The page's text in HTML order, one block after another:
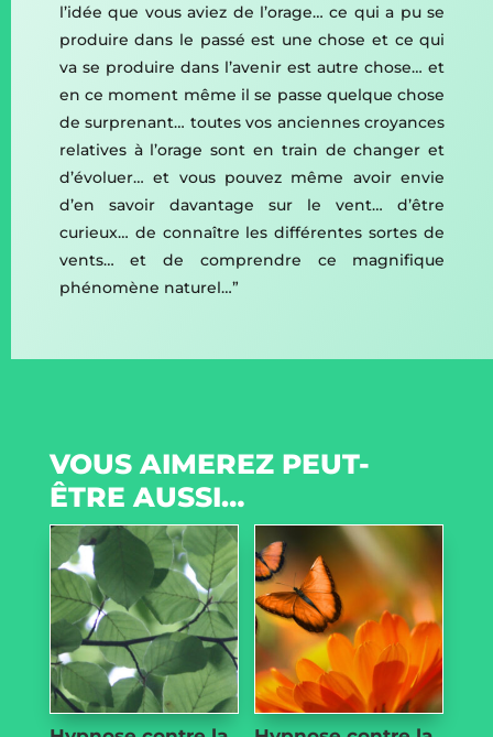
l’idée que vous aviez de l’orage… ce qui a pu se
produire dans le passé est une chose et ce qui
va se produire dans l’avenir est autre chose… et
en ce moment même il se passe quelque chose
de surprenant… toutes vos anciennes croyances
relatives à l’orage sont en train de changer et
d’évoluer… et vous pouvez même avoir envie
d’en savoir davantage sur le vent… d’être
curieux… de connaître les différentes sortes de
vents… et de comprendre ce magnifique
phénomène naturel…”
VOUS AIMEREZ PEUT-
ÊTRE AUSSI…